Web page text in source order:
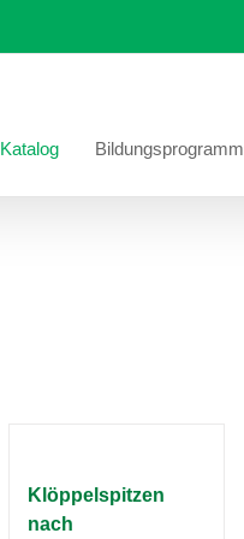
Katalog Bildungsprogramm
Klöppelspitzen
nach